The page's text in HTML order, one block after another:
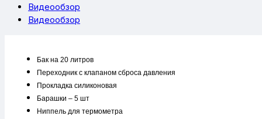
Видеообзор
Видеообзор
Бак на 20 литров
Переходник с клапаном сброса давления
Прокладка силиконовая
Барашки – 5 шт
Ниппель для термометра